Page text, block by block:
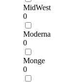
MidWest
0
Moderna
0
Monge
0